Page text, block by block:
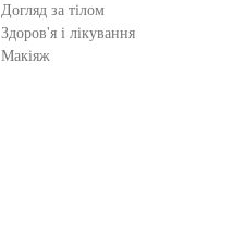
Догляд за тілом
Здоров'я і лікування
Макіяж